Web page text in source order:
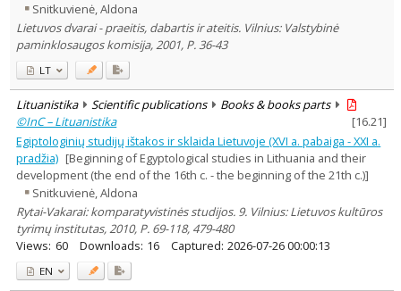
Snitkuvienė, Aldona
Lietuvos dvarai - praeitis, dabartis ir ateitis. Vilnius: Valstybinė
paminklosaugos komisija, 2001, P. 36-43
LT
Lituanistika Scientific publications
Books & books parts
©InC – Lituanistika
[16.21]
Egiptologinių studijų ištakos ir sklaida Lietuvoje (XVI a. pabaiga - XXI a.
pradžia) [Beginning of Egyptological studies in Lithuania and their
development (the end of the 16th c. - the beginning of the 21th c.)]
Snitkuvienė, Aldona
Rytai-Vakarai: komparatyvistinės studijos. 9. Vilnius: Lietuvos kultūros
tyrimų institutas, 2010, P. 69-118, 479-480
Views: 60 Downloads: 16 Captured: 2026-07-26 00:00:13
EN